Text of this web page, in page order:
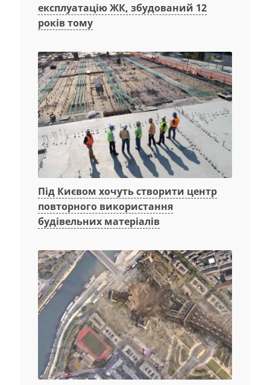
експлуатацію ЖК, збудований 12
років тому
Під Києвом хочуть створити центр
повторного використання
будівельних матеріалів